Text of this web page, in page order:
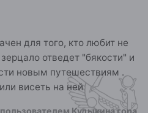
для того, кто любит не
отведет "бякости" и
новым путешествиям .
висеть на ней
пользователем Кудыкина гора